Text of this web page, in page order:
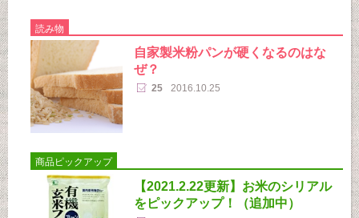
読み物
自家製米粉パンが硬くなるのはな
ぜ？
25 2016.10.25
商品ピックアップ
【2021.2.22更新】お米のシリアル
をピックアップ！（追加中）